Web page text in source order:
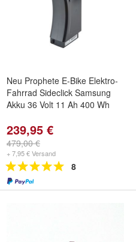
Neu Prophete E-Bike Elektro-
Fahrrad Sideclick Samsung
Akku 36 Volt 11 Ah 400 Wh
239,95 €
479,00 €
+ 7,95 € Versand
8